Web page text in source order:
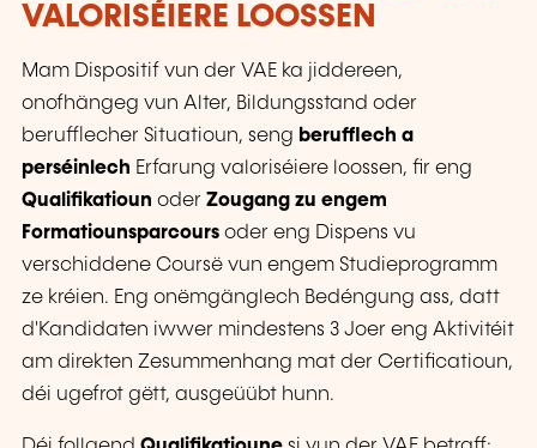
VALORISÉIERE LOOSSEN
Mam Dispositif vun der VAE ka jiddereen,
onofhängeg vun Alter, Bildungsstand oder
berufflecher Situatioun, seng berufflech a
perséinlech Erfarung valoriséiere loossen, fir eng
Qualifikatioun oder Zougang zu engem
Formatiounsparcours oder eng Dispens vu
verschiddene Coursë vun engem Studieprogramm
ze kréien. Eng onëmgänglech Bedéngung ass, datt
d'Kandidaten iwwer mindestens 3 Joer eng Aktivitéit
am direkten Zesummenhang mat der Certificatioun,
déi ugefrot gëtt, ausgeüübt hunn.